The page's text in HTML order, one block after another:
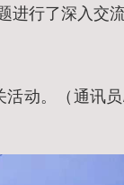
行了深入交流
动。（通讯